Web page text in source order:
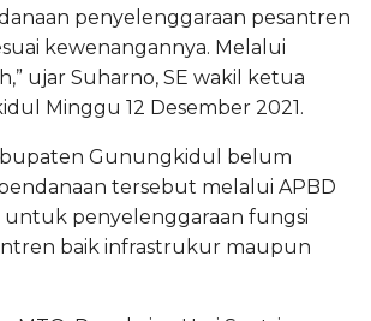
penyelenggaraan pesantren
kewenangannya. Melalui
ujar Suharno, SE wakil ketua
Minggu 12 Desember 2021.
Gunungkidul belum
tersebut melalui APBD
penyelenggaraan fungsi
baik infrastrukur maupun